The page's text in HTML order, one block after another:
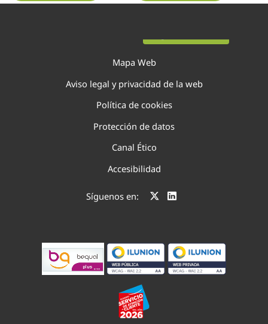
Mapa Web
Aviso legal y privacidad de la web
Política de cookies
Protección de datos
Canal Ético
Accesibilidad
Síguenos en: